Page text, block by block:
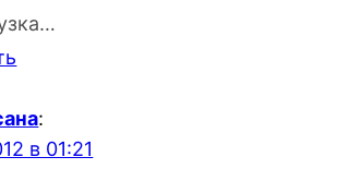
:
в 01:21